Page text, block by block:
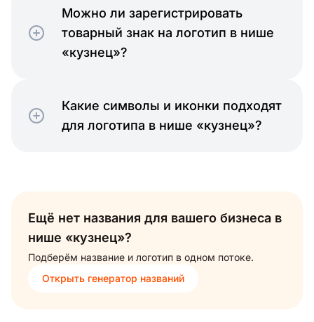
Можно ли зарегистрировать
товарный знак на логотип в нише
«кузнец»?
Какие символы и иконки подходят
для логотипа в нише «кузнец»?
Ещё нет названия для вашего бизнеса в
нише «кузнец»?
Подберём название и логотип в одном потоке.
Открыть генератор названий